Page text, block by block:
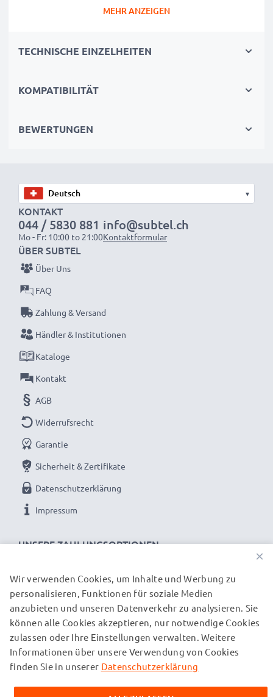
unterzogen und entsprechen den höchsten EU-
Die umweltfreundliche Alternative
Vermeidung von Elektroschrott.
Entscheiden Sie sich für CELLONIC und machen Sie
keine Abstriche bei der Qualität!
MEHR ANZEIGEN
TECHNISCHE EINZELHEITEN
KOMPATIBILITÄT
BEWERTUNGEN
▾
KONTAKT
044 / 5830 881
Mo - Fr: 10:00 to 21:00
info@subtel.ch
Kontaktformular
UNSERE ZAHLUNGSOPTIONEN
ÜBER SUBTEL
Über Uns
FAQ
Zahlung & Versand
Händler & Institutionen
Kataloge
Kontakt
AGB
Widerrufsrecht
Garantie
Sicherheit & Zertifikate
Datenschutzerklärung
Impressum
UNSERE VERSANDPARTNER
© subtel.ch 2026
Alle Preise verstehen sich inklusive Mehrwertsteuer und
zuzüglich Versandkosten. Bitte beachten Sie, dass alle
Inhaber sind und ausschließlich zur Information über unsere
×
Wir verwenden Cookies, um Inhalte und Werbung zu
personalisieren, Funktionen für soziale Medien
anzubieten und unseren Datenverkehr zu analysieren. Sie
können alle Cookies akzeptieren, nur notwendige Cookies
zulassen oder Ihre Einstellungen verwalten. Weitere
Informationen über unsere Verwendung von Cookies
finden Sie in unserer Datenschutzerklärung